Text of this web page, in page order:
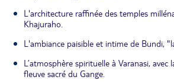
L'architecture raffinée des temples
Khajuraho.
L'ambiance paisible et intime de Bundi,
L’atmosphère spirituelle à Varanasi, avec
fleuve sacré du Gange.